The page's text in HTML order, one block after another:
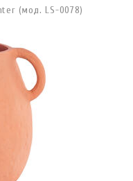
(мод. LS-0078)